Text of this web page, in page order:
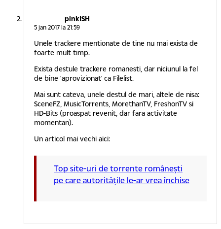
pinkISH
5 jan 2017 la 21:59
Unele trackere mentionate de tine nu mai exista de
foarte mult timp.
Exista destule trackere romanesti, dar niciunul la fel
de bine 'aprovizionat' ca Filelist.
Mai sunt cateva, unele destul de mari, altele de nisa:
SceneFZ, MusicTorrents, MorethanTV, FreshonTV si
HD-Bits (proaspat revenit, dar fara activitate
momentan).
Un articol mai vechi aici:
Top site-uri de torrente românești
pe care autoritățile le-ar vrea închise